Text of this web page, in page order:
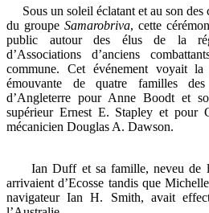
Sous un soleil éclatant et au son des
du groupe Samarobriva, cette
public autour des élus de la
d’Associations d’anciens
commune. Cet événement voyait la
émouvante de quatre familles
d’Angleterre pour Anne Boodt et
supérieur Ernest E. Stapley et pour
mécanicien Douglas A. Dawson.
Ian Duff et sa famille, neveu de
arrivaient d’Ecosse tandis que
navigateur Ian H. Smith, avait